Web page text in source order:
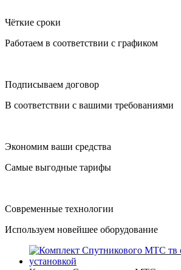
Чёткие сроки
Работаем в соответствии с графиком
Подписываем договор
В соответствии с вашими требованиями
Экономим ваши средства
Самые выгодные тарифы
Современные технологии
Используем новейшее оборудование